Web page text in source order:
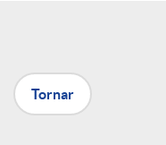
XTornar